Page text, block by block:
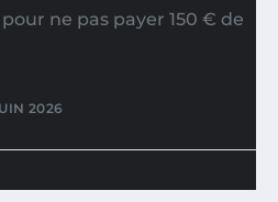
ne pas payer 150 € de
2026